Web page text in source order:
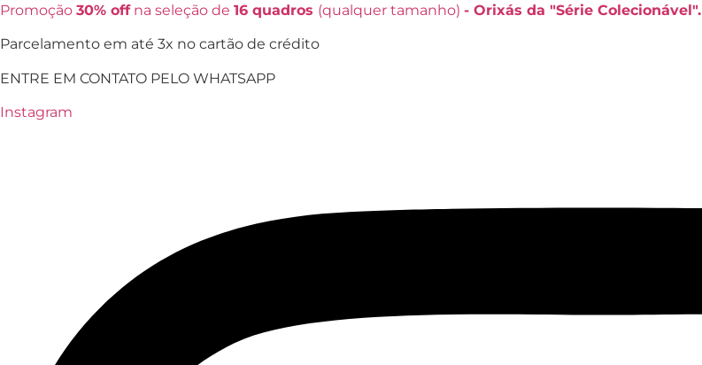
Ir
o
conteúdo
Promoção 30% offna seleção de 16 quadros (qualquer tamanho) - Orixás da "Série Colecionável".
Parcelamento em até 3x no cartão de crédito
ENTRE EM CONTATO PELO WHATSAPP
Instagram